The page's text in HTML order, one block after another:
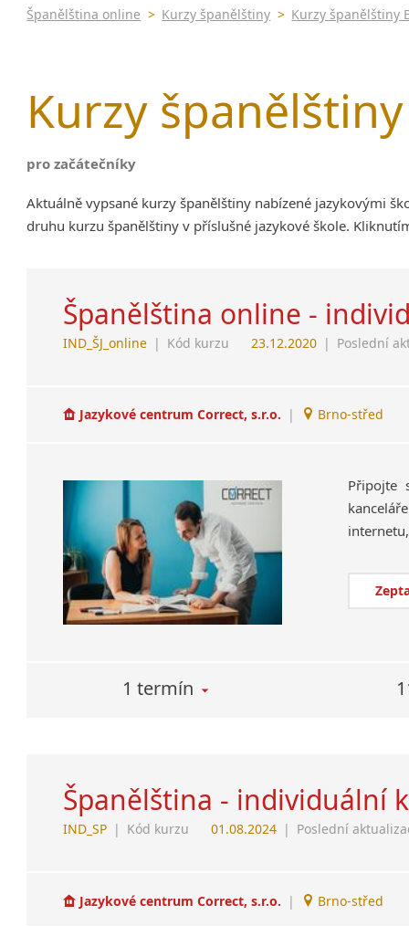
Most
Španělština online > Kurzy španělštiny > Kurzy španělštiny
Kurzy
pro začátečníky
Aktuálně vypsané kurzy španělštiny nabízené jazykovými
druhu kurzu španělštiny v příslušné jazykové škole.
Španělština online -
IND_ŠJ_online | Kód kurzu 23.12.2020 | Poslední
Jazykové centrum Correct, s.r.o. | Brno-střed
Připojte
1 termín
Španělština - individuální
IND_SP | Kód kurzu 01.08.2024 | Poslední
Jazykové centrum Correct, s.r.o. | Brno-střed